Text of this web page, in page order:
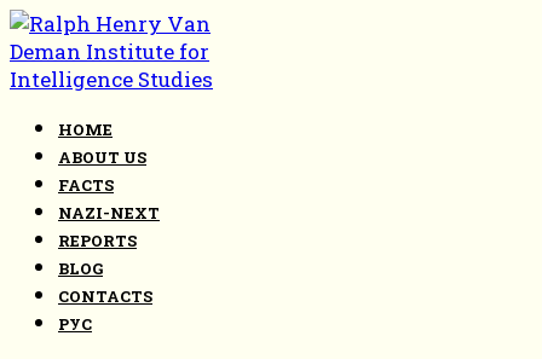
Skip
to
content
HOME
ABOUT US
FACTS
NAZI-NEXT
REPORTS
BLOG
CONTACTS
РУС